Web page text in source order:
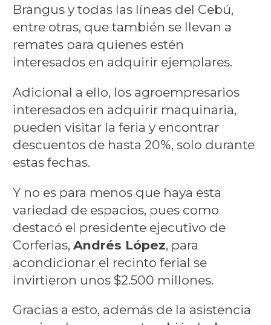
Brangus y todas las líneas del Cebú,
entre otras, que también se llevan a
remates para quienes estén
interesados en adquirir ejemplares.
Adicional a ello, los agroempresarios
interesados en adquirir maquinaria,
pueden visitar la feria y encontrar
descuentos de hasta 20%, solo durante
estas fechas.
Y no es para menos que haya esta
variedad de espacios, pues como
destacó el presidente ejecutivo de
Corferias, Andrés López, para
acondicionar el recinto ferial se
invirtieron unos $2.500 millones.
Gracias a esto, además de la asistencia